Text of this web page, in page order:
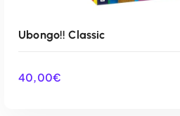
Ubongo!! Classic
40,00€